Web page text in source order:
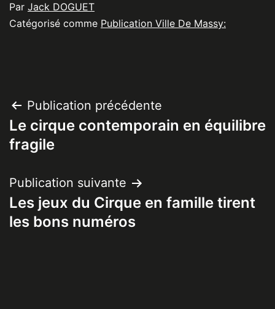
Par Jack DOGUET
Catégorisé comme Publication Ville De Massy:
Navigation
de
Publication précédente
Le cirque contemporain en équilibre
fragile
Publication suivante
Les jeux du Cirque en famille tirent
les bons numéros